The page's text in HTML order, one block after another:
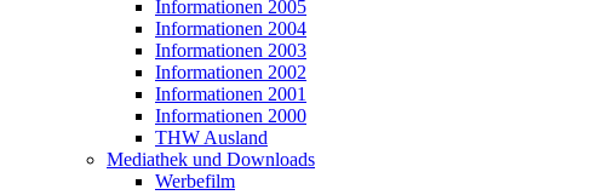
Informationen 2005
Informationen 2004
Informationen 2003
Informationen 2002
Informationen 2001
Informationen 2000
THW Ausland
Mediathek und Downloads
Werbefilm